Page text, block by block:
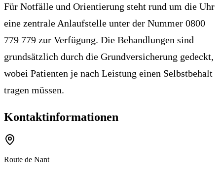
Für Notfälle und Orientierung steht rund um die Uhr
eine zentrale Anlaufstelle unter der Nummer 0800
779 779 zur Verfügung. Die Behandlungen sind
grundsätzlich durch die Grundversicherung gedeckt,
wobei Patienten je nach Leistung einen Selbstbehalt
tragen müssen.
Kontaktinformationen
Route de Nant